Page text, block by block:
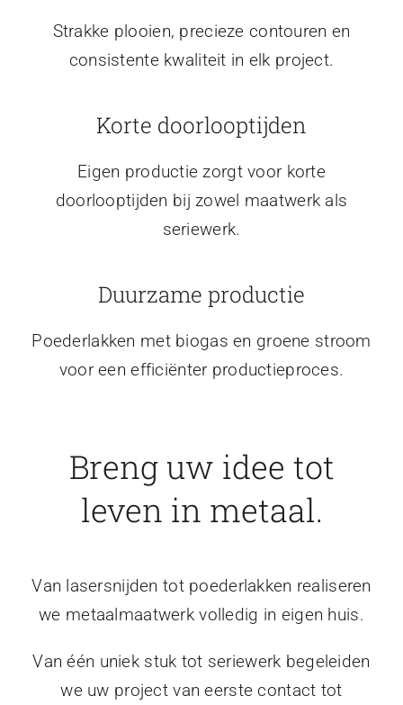
Strakke plooien, precieze contouren en
consistente kwaliteit in elk project.
Korte doorlooptijden
Eigen productie zorgt voor korte
doorlooptijden bij zowel maatwerk als
seriewerk.
Duurzame productie
Poederlakken met biogas en groene stroom
voor een efficiënter productieproces.
Breng uw idee tot
leven in metaal.
Van lasersnijden tot poederlakken realiseren
we metaalmaatwerk volledig in eigen huis.
Van één uniek stuk tot seriewerk begeleiden
we uw project van eerste contact tot